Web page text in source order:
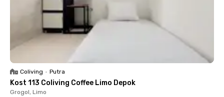
Coliving • Putra
Kost 113 Coliving Coffee Limo Depok
Grogol, Limo